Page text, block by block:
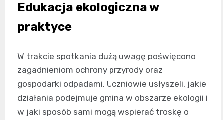
Edukacja ekologiczna w
praktyce
W trakcie spotkania dużą uwagę poświęcono
zagadnieniom ochrony przyrody oraz
gospodarki odpadami. Uczniowie usłyszeli, jakie
działania podejmuje gmina w obszarze ekologii i
w jaki sposób sami mogą wspierać troskę o